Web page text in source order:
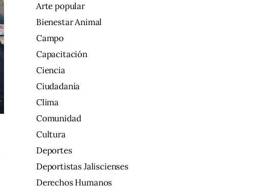
Arte popular
Bienestar Animal
Campo
Capacitación
Ciencia
Ciudadanía
Clima
Comunidad
Cultura
Deportes
Deportistas Jaliscienses
Derechos Humanos